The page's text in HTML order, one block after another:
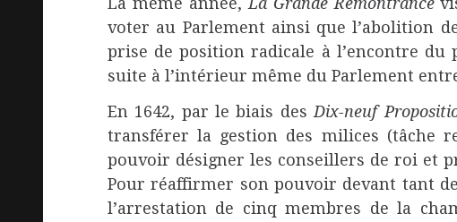
voter au Parlement ainsi que l’abolition
prise de position radicale à l’encontre
suite à l’intérieur même du Parlement
En 1642, par le biais des Dix-neuf
transférer la gestion des milices (tâche
pouvoir désigner les conseillers de roi et
Pour réaffirmer son pouvoir devant tant
l’arrestation de cinq membres de la